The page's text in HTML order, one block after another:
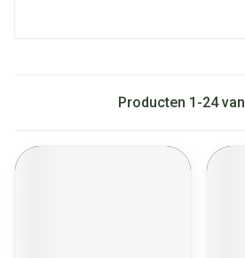
Producten 1 -24van